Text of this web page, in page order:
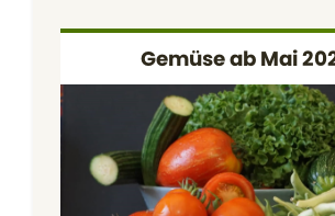
Gemüse ab Mai